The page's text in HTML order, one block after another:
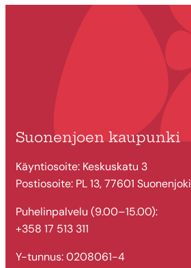
Suonenjoen kaupunki
Käyntiosoite: Keskuskatu 3
Postiosoite: PL 13, 77601 Suonenjoki
Puhelinpalvelu (9.00–15.00):
+358 17 513 311
Y-tunnus: 0208061-4